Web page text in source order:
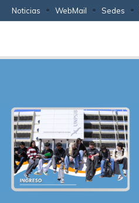
Noticias WebMail Sedes